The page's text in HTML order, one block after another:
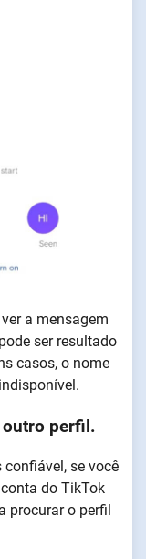
a mensagem
ser resultado
casos, o nome
outro perfil.
confiável, se você
do TikTok
procurar o perfil